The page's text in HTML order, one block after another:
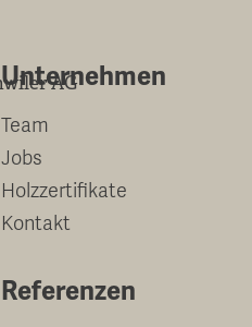
Unternehmen
Team
Jobs
Holzzertifikate
Kontakt
Referenzen